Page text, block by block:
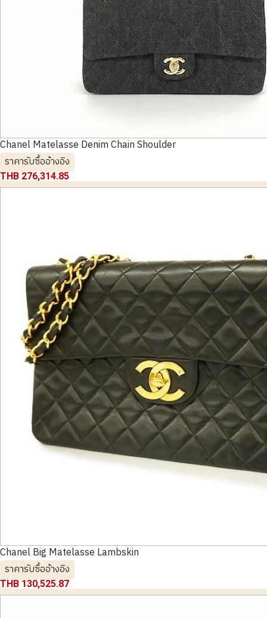
Chanel Matelasse Denim Chain Shoulder
ราคารับซื้ออ้างอิง
THB 276,314.85
Chanel Big Matelasse Lambskin
ราคารับซื้ออ้างอิง
THB 130,525.87